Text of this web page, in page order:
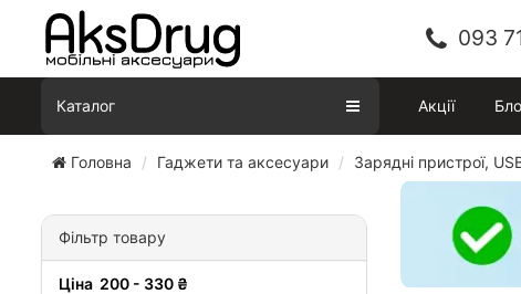
093
Каталог Акції
Головна Гаджети та аксесуари Зарядні пристрої,
Фільтр товару
Ціна 200 - 330 ₴